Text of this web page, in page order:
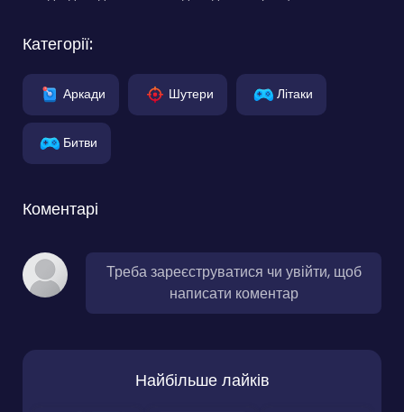
Категорії:
Аркади Шутери Літаки
Битви
Коментарі
Треба зареєструватися чи увійти, щоб
написати коментар
Найбільше лайків